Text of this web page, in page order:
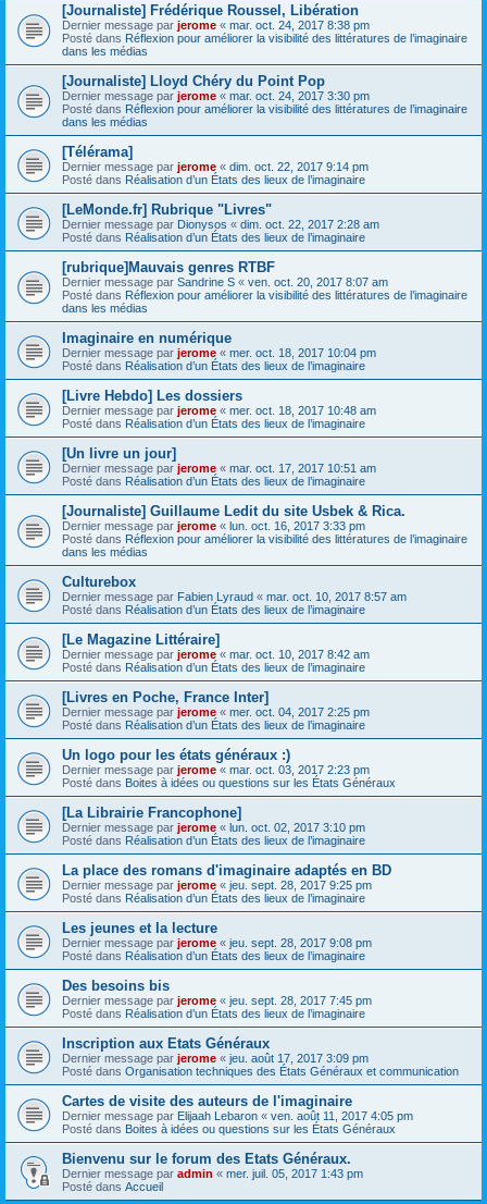
[Journaliste] Frédérique Roussel, Libération
Dernier message par jerome « mar. oct. 24, 2017 8:38 pm
Posté dans Réflexion pour améliorer la visibilité des littératures de l’imaginaire
dans les médias
[Journaliste] Lloyd Chéry du Point Pop
Dernier message par jerome « mar. oct. 24, 2017 3:30 pm
Posté dans Réflexion pour améliorer la visibilité des littératures de l’imaginaire
dans les médias
[Télérama]
Dernier message par jerome « dim. oct. 22, 2017 9:14 pm
Posté dans Réalisation d’un États des lieux de l’imaginaire
[LeMonde.fr] Rubrique "Livres"
Dernier message par Dionysos « dim. oct. 22, 2017 2:28 am
Posté dans Réalisation d’un États des lieux de l’imaginaire
[rubrique]Mauvais genres RTBF
Dernier message par Sandrine S « ven. oct. 20, 2017 8:07 am
Posté dans Réflexion pour améliorer la visibilité des littératures de l’imaginaire
dans les médias
Imaginaire en numérique
Dernier message par jerome « mer. oct. 18, 2017 10:04 pm
Posté dans Réalisation d’un États des lieux de l’imaginaire
[Livre Hebdo] Les dossiers
Dernier message par jerome « mer. oct. 18, 2017 10:48 am
Posté dans Réalisation d’un États des lieux de l’imaginaire
[Un livre un jour]
Dernier message par jerome « mar. oct. 17, 2017 10:51 am
Posté dans Réalisation d’un États des lieux de l’imaginaire
[Journaliste] Guillaume Ledit du site Usbek & Rica.
Dernier message par jerome « lun. oct. 16, 2017 3:33 pm
Posté dans Réflexion pour améliorer la visibilité des littératures de l’imaginaire
dans les médias
Culturebox
Dernier message par Fabien Lyraud « mar. oct. 10, 2017 8:57 am
Posté dans Réalisation d’un États des lieux de l’imaginaire
[Le Magazine Littéraire]
Dernier message par jerome « mar. oct. 10, 2017 8:42 am
Posté dans Réalisation d’un États des lieux de l’imaginaire
[Livres en Poche, France Inter]
Dernier message par jerome « mer. oct. 04, 2017 2:25 pm
Posté dans Réalisation d’un États des lieux de l’imaginaire
Un logo pour les états généraux :)
Dernier message par jerome « mar. oct. 03, 2017 2:23 pm
Posté dans Boites à idées ou questions sur les États Généraux
[La Librairie Francophone]
Dernier message par jerome « lun. oct. 02, 2017 3:10 pm
Posté dans Réalisation d’un États des lieux de l’imaginaire
La place des romans d'imaginaire adaptés en BD
Dernier message par jerome « jeu. sept. 28, 2017 9:25 pm
Posté dans Réalisation d’un États des lieux de l’imaginaire
Les jeunes et la lecture
Dernier message par jerome « jeu. sept. 28, 2017 9:08 pm
Posté dans Réalisation d’un États des lieux de l’imaginaire
Des besoins bis
Dernier message par jerome « jeu. sept. 28, 2017 7:45 pm
Posté dans Réalisation d’un États des lieux de l’imaginaire
Inscription aux Etats Généraux
Dernier message par jerome « jeu. août 17, 2017 3:09 pm
Posté dans Organisation techniques des États Généraux et communication
Cartes de visite des auteurs de l'imaginaire
Dernier message par Elijaah Lebaron « ven. août 11, 2017 4:05 pm
Posté dans Boites à idées ou questions sur les États Généraux
Bienvenu sur le forum des Etats Généraux.
Dernier message par admin « mer. juil. 05, 2017 1:43 pm
Posté dans Accueil